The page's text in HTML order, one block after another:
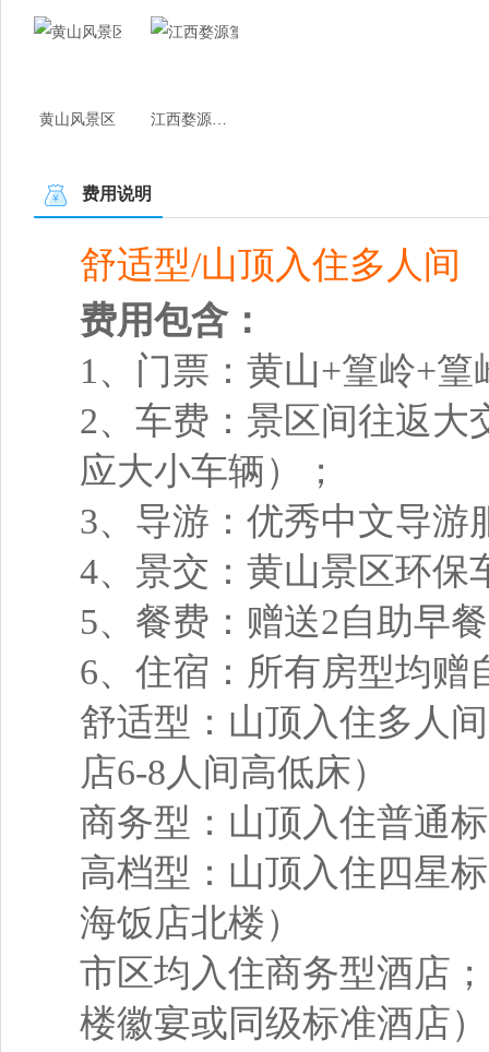
黄山风景区 江西婺源篁岭
费用说明
舒适型/山顶入住多人间
费用包含：
1、门票：黄山+篁岭+篁
2、车费：景区间往返大
应大小车辆）；
3、导游：优秀中文导游
4、景交：黄山景区环保
5、餐费：赠送2自助早
6、住宿：所有房型均赠
舒适型：山顶入住多人
店6-8人间高低床）
商务型：山顶入住普通
高档型：山顶入住四星
海饭店北楼）
市区均入住商务型酒店
楼徽宴或同级标准酒店）